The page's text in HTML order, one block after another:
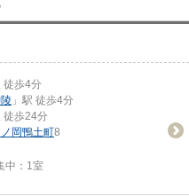
徒歩4分
」駅 徒歩4分
徒歩24分
ノ岡鴨土町8
： 1室